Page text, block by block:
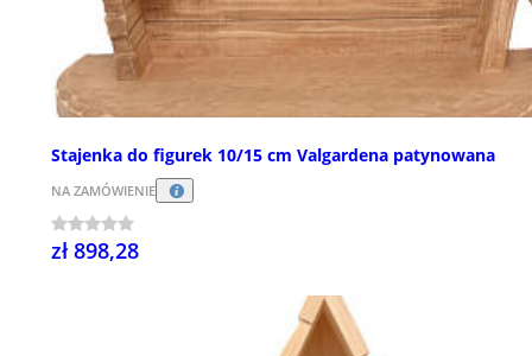
Stajenka do figurek 10/15 cm Valgardena patynowana
NA ZAMÓWIENIE
zł 898,28